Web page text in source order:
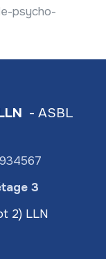
psycho-
- ASBL
3
2) LLN